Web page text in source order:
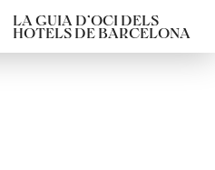
LA GUIA D’OCI DELS
HOTELS DE BARCELONA